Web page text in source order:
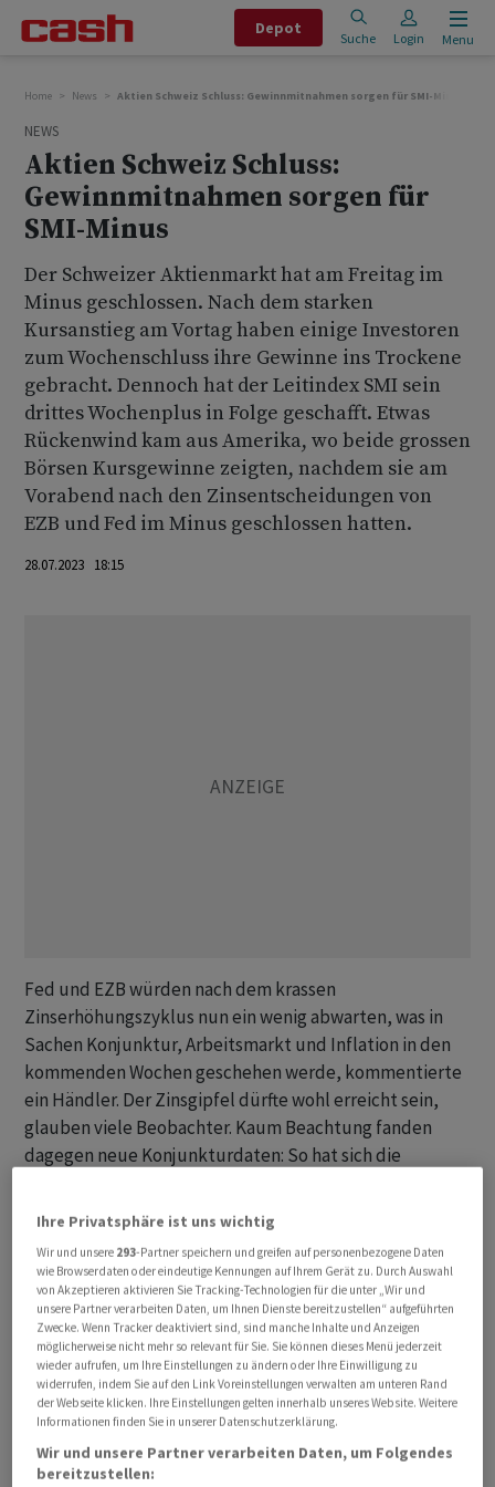
Depot
Suche Login Menu
Home News Aktien Schweiz Schluss: Gewinnmitnahmen sorgen für SMI-Minus
NEWS
Aktien Schweiz Schluss:
Gewinnmitnahmen sorgen für
SMI-Minus
Der Schweizer Aktienmarkt hat am Freitag im
Minus geschlossen. Nach dem starken
Kursanstieg am Vortag haben einige Investoren
zum Wochenschluss ihre Gewinne ins Trockene
gebracht. Dennoch hat der Leitindex SMI sein
drittes Wochenplus in Folge geschafft. Etwas
Rückenwind kam aus Amerika, wo beide grossen
Börsen Kursgewinne zeigten, nachdem sie am
Vorabend nach den Zinsentscheidungen von
EZB und Fed im Minus geschlossen hatten.
28.07.2023 18:15
Fed und EZB würden nach dem krassen
Zinserhöhungszyklus nun ein wenig abwarten, was in
Sachen Konjunktur, Arbeitsmarkt und Inflation in den
kommenden Wochen geschehen werde, kommentierte
ein Händler. Der Zinsgipfel dürfte wohl erreicht sein,
glauben viele Beobachter. Kaum Beachtung fanden
dagegen neue Konjunkturdaten: So hat sich die
während die deutsche Wirtschaft in einer Flaute
feststeckt. Und in den USA sind die Arbeitskosten im
Frühjahr etwas weniger stark gestiegen als erwartet.
Das gleiche galt für das Michigan-Konsumklima, das sich
etwas schwächer verbessert hat als vorausgesagt.
Der SMI sank bis Börsenschluss um 0,49 Prozent auf
11'317,74 Punkte. Damit hat der SMI im Vergleich zum
Vorwochenschluss um 1,0% zugelegt. Der SLI, in dem
die 30 wichtigsten Aktien enthalten sind, verlor 0,31
Ihre Privatsphäre ist uns wichtig
Wir und unsere 293-Partner speichern und greifen auf personenbezogene Daten
wie Browserdaten oder eindeutige Kennungen auf Ihrem Gerät zu. Durch Auswahl
von Akzeptieren aktivieren Sie Tracking-Technologien für die unter „Wir und
unsere Partner verarbeiten Daten, um Ihnen Dienste bereitzustellen“ aufgeführten
Zwecke. Wenn Tracker deaktiviert sind, sind manche Inhalte und Anzeigen
möglicherweise nicht mehr so relevant für Sie. Sie können dieses Menü jederzeit
wieder aufrufen, um Ihre Einstellungen zu ändern oder Ihre Einwilligung zu
widerrufen, indem Sie auf den Link Voreinstellungen verwalten am unteren Rand
der Webseite klicken. Ihre Einstellungen gelten innerhalb unseres Website. Weitere
Informationen finden Sie in unserer Datenschutzerklärung.
Wir und unsere Partner verarbeiten Daten, um Folgendes
bereitzustellen: